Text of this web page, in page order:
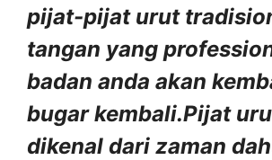
pijat-pijat urut
tangan yang
badan anda akan
bugar kembali.Pijat
dikenal dari zaman